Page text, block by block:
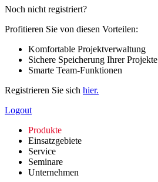
Noch nicht registriert?
Profitieren Sie von diesen Vorteilen:
Komfortable Projektverwaltung
Sichere Speicherung Ihrer Projekte
Smarte Team-Funktionen
Registrieren Sie sich hier.
Logout
Produkte
Einsatzgebiete
Service
Seminare
Unternehmen